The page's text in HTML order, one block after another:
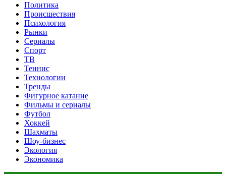
Политика
Происшествия
Психология
Рынки
Сериалы
Спорт
ТВ
Теннис
Технологии
Тренды
Фигурное катание
Фильмы и сериалы
Футбол
Хоккей
Шахматы
Шоу-бизнес
Экология
Экономика